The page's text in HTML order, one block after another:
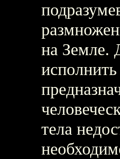
на Земле.
тела